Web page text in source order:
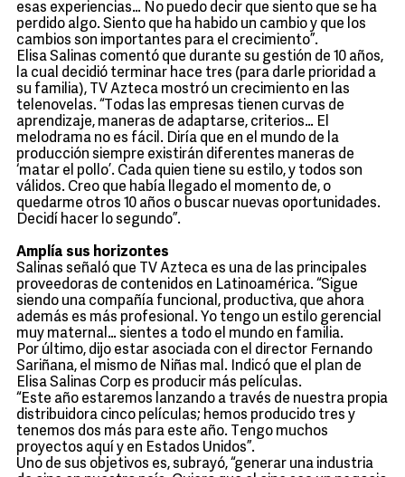
esas experiencias… No puedo decir que siento que se ha
perdido algo. Siento que ha habido un cambio y que los
cambios son importantes para el crecimiento”.
Elisa Salinas comentó que durante su gestión de 10 años,
la cual decidió terminar hace tres (para darle prioridad a
su familia), TV Azteca mostró un crecimiento en las
telenovelas. “Todas las empresas tienen curvas de
aprendizaje, maneras de adaptarse, criterios… El
melodrama no es fácil. Diría que en el mundo de la
producción siempre existirán diferentes maneras de
‘matar el pollo’. Cada quien tiene su estilo, y todos son
válidos. Creo que había llegado el momento de, o
quedarme otros 10 años o buscar nuevas oportunidades.
Decidí hacer lo segundo”.
Amplía sus horizontes
Salinas señaló que TV Azteca es una de las principales
proveedoras de contenidos en Latinoamérica. “Sigue
siendo una compañía funcional, productiva, que ahora
además es más profesional. Yo tengo un estilo gerencial
muy maternal… sientes a todo el mundo en familia.
Por último, dijo estar asociada con el director Fernando
Sariñana, el mismo de Niñas mal. Indicó que el plan de
Elisa Salinas Corp es producir más películas.
“Este año estaremos lanzando a través de nuestra propia
distribuidora cinco películas; hemos producido tres y
tenemos dos más para este año. Tengo muchos
proyectos aquí y en Estados Unidos”.
Uno de sus objetivos es, subrayó, “generar una industria